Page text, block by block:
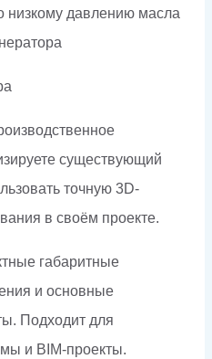
низкому давлению масла
существующий
точную 3D-
в своём проекте.
габаритные
и основные
Подходит для
и BIM-проекты.